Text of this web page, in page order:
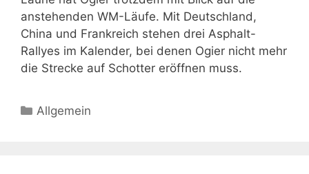
anstehenden WM-Läufe. Mit Deutschland,
China und Frankreich stehen drei Asphalt-
Rallyes im Kalender, bei denen Ogier nicht mehr
die Strecke auf Schotter eröffnen muss.
Kategorien
Allgemein